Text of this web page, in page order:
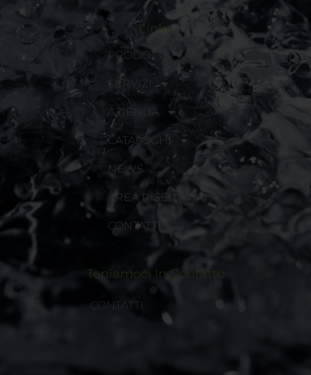
Links
PRODOTTI
SERVIZI
AZIENDA
CATALOGHI
NEWS
AREA RISERVATA
CONTATTI
Teniamoci In Contatto
CONTATTI